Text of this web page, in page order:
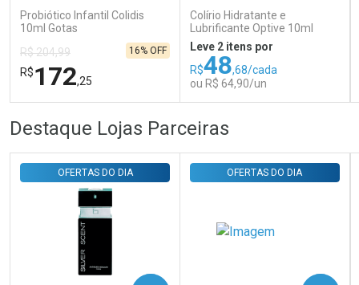
Probiótico Infantil Colidis
10ml Gotas
R$ 204,99
R$172,25
16% OFF
FECHAR
Laboratório
FECHAR
Por Menos
Colírio Hidratante e
Lubrificante Optive 10ml
Leve 2 itens por
R$48,68/cada
ou R$ 64,90/un
Por Menos
Destaque Lojas Parceiras
OFERTAS DO DIA OFERTAS DO DIA